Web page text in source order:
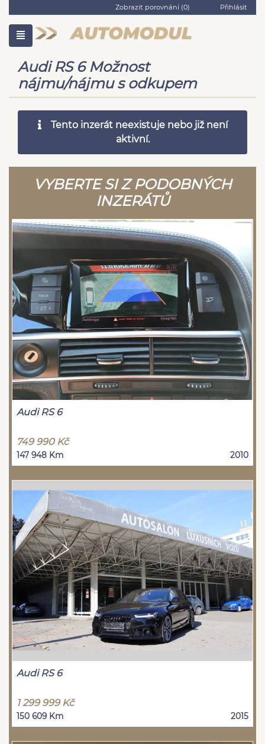
Zobrazit porovnání (0) Přihlásit
Audi RS 6 Možnost
nájmu/nájmu s odkupem
Tento inzerát neexistuje nebo již není
aktivní.
VYBERTE SI Z PODOBNÝCH
INZERÁTŮ
Audi RS 6
749 990 Kč
147 948 Km 2010
Audi RS 6
1 299 999 Kč
150 609 Km 2015